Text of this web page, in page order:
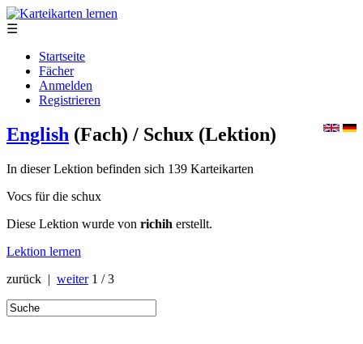
☰
Startseite
Fächer
Anmelden
Registrieren
English (Fach) / Schux (Lektion)
In dieser Lektion befinden sich 139 Karteikarten
Vocs für die schux
Diese Lektion wurde von richih erstellt.
Lektion lernen
zurück | weiter 1 / 3